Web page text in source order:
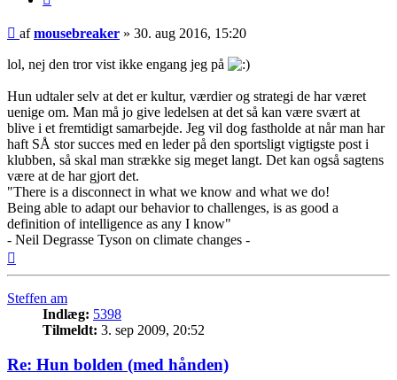
Indlæg
afmousebreaker » 30. aug 2016, 15:20
lol, nej den tror vist ikke engang jeg på
Hun udtaler selv at det er kultur, værdier og strategi de har været
uenige om. Man må jo give ledelsen at det så kan være svært at
blive i et fremtidigt samarbejde. Jeg vil dog fastholde at når man har
haft SÅ stor succes med en leder på den sportsligt vigtigste post i
klubben, så skal man strække sig meget langt. Det kan også sagtens
være at de har gjort det.
"There is a disconnect in what we know and what we do!
Being able to adapt our behavior to challenges, is as good a
definition of intelligence as any I know"
- Neil Degrasse Tyson on climate changes -
Steffen am
Indlæg: 5398
Tilmeldt: 3. sep 2009, 20:52
Re: Hun bolden (med hånden)